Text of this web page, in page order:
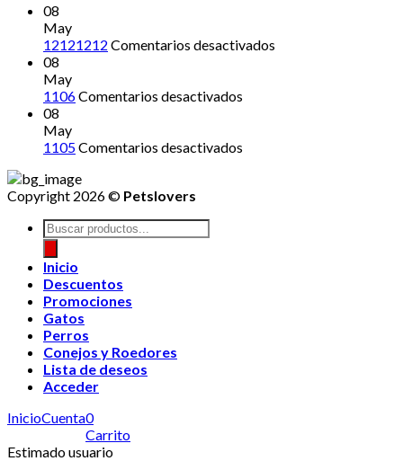
08
May
12121212 Comentarios desactivados
08
May
1106Comentarios desactivados
08
May
1105Comentarios desactivados
Copyright 2026 © Petslovers
Búsqueda
de
productos
Inicio
Descuentos
Promociones
Gatos
Perros
Conejos y Roedores
Lista de deseos
Acceder
InicioCuenta0
Carrito
Estimado usuario